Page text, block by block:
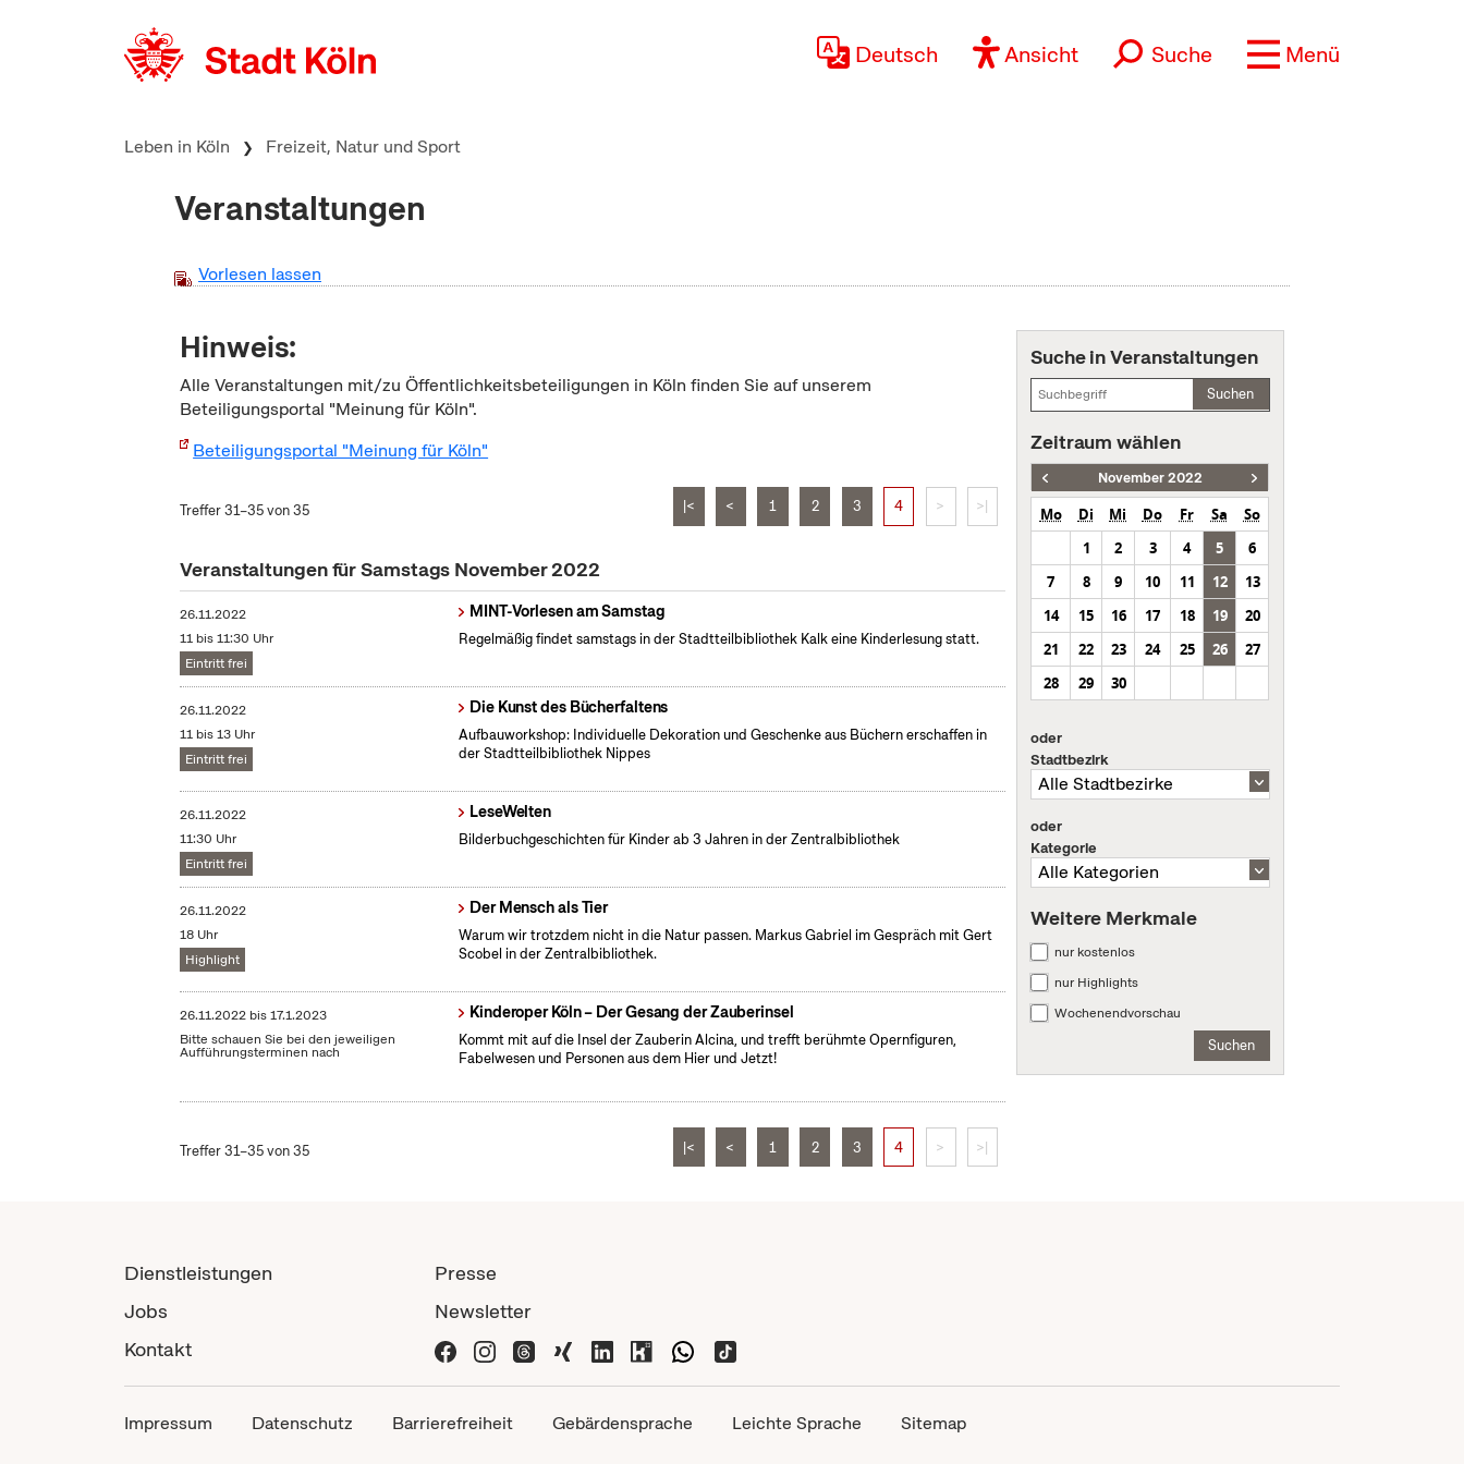
Deutsch Ansicht Suche Menü
Leben in Köln Freizeit, Natur und Sport
Veranstaltungen
Vorlesen lassen
Hinweis:
Alle Veranstaltungen mit/zu Öffentlichkeitsbeteiligungen in Köln finden Sie auf unserem
Beteiligungsportal "Meinung für Köln".
Beteiligungsportal "Meinung für Köln"
Treffer 31–35 von 35 |< < 1 2 3 4 > >|
Veranstaltungen für Samstags November 2022
26.11.2022
11 bis 11:30 Uhr
Eintritt frei
MINT-Vorlesen am Samstag
Regelmäßig findet samstags in der Stadtteilbibliothek Kalk eine Kinderlesung statt.
26.11.2022
11 bis 13 Uhr
Eintritt frei
Die Kunst des Bücherfaltens
Aufbauworkshop: Individuelle Dekoration und Geschenke aus Büchern erschaffen in
der Stadtteilbibliothek Nippes
26.11.2022
11:30 Uhr
Eintritt frei
LeseWelten
Bilderbuchgeschichten für Kinder ab 3 Jahren in der Zentralbibliothek
26.11.2022
18 Uhr
Highlight
Der Mensch als Tier
Warum wir trotzdem nicht in die Natur passen. Markus Gabriel im Gespräch mit Gert
Scobel in der Zentralbibliothek.
26.11.2022 bis17.1.2023
Bitte schauen Sie bei den jeweiligen
Aufführungsterminen nach
Kinderoper Köln – Der Gesang der Zauberinsel
Kommt mit auf die Insel der Zauberin Alcina, und trefft berühmte Opernfiguren,
Fabelwesen und Personen aus dem Hier und Jetzt!
Treffer 31–35 von 35 |< < 1 2 3 4 > >|
Suche in Veranstaltungen
Suchen
Zeitraum wählen
November 2022
Mo Di Mi Do Fr Sa
So
1
2 3 4 5
6
7
8 9 10 11 12
13
14
15 16 17 18 19
20
21
22 23 24 25 26
27
28
29 30
oder
Stadtbezirk
oder
Kategorie
Weitere Merkmale
nur kostenlos
nur Highlights
Wochenendvorschau
Suchen
Dienstleistungen
Jobs
Kontakt
Presse
Newsletter
Impressum Datenschutz Barrierefreiheit Gebärdensprache Leichte Sprache Sitemap